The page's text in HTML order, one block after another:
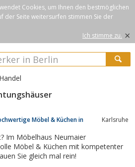
Cookies, um Ihnen den bestmöglichen
der Seite weitersurfen stimmen Sie der
Ich stimme zu. ×
Handel
Möbel & Küchen in
Karlsruhe
Im Möbelhaus Neumaier
Möbel & Küchen mit kompetenter
Sie gleich mal rein!